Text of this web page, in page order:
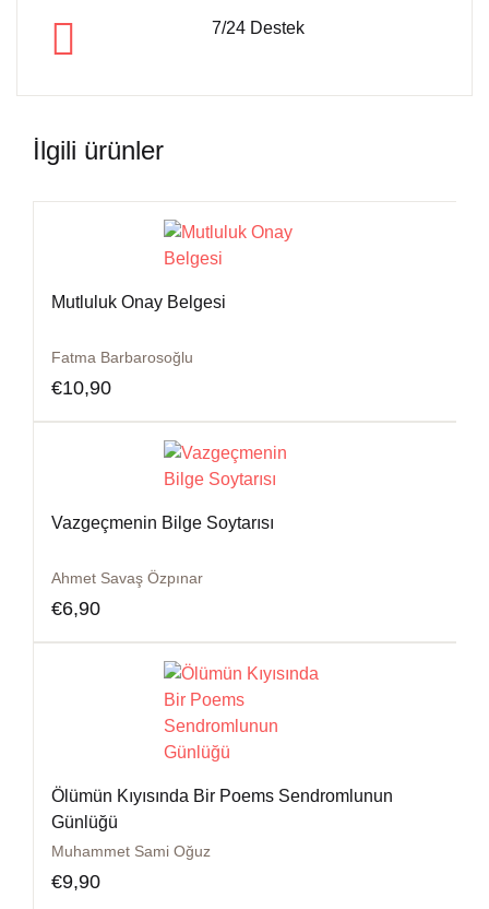
7/24 Destek
İlgili ürünler
Mutluluk Onay Belgesi
Fatma Barbarosoğlu
€10,90
Vazgeçmenin Bilge Soytarısı
Ahmet Savaş Özpınar
€6,90
Ölümün Kıyısında Bir Poems Sendromlunun
Günlüğü
Muhammet Sami Oğuz
€9,90